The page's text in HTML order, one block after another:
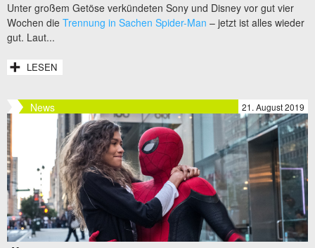
Unter großem Getöse verkündeten Sony und Disney vor gut vier
Wochen die Trennung in Sachen Spider-Man – jetzt ist alles wieder
gut. Laut...
LESEN
News 21. August 2019